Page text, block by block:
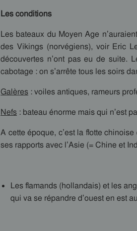
Les conditions
Les bateaux du Moyen Age
des Vikings (norvégiens), voir Eric
découvertes n’ont pas eu de suite.
cabotage : on s’arrête tous les soirs
Galères : voiles antiques, rameurs
Nefs : bateau énorme mais qui n’est
A cette époque, c’est la flotte
ses rapports avec l’Asie (= Chine et
Les flamands (hollandais) et les
qui va se répandre d’ouest en est